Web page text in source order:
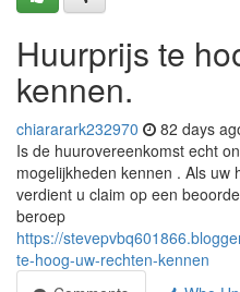
Huurprijs te
kennen.
chiararark232970 82 days
Is de huurovereenkomst echt
mogelijkheden kennen . Als uw
verdient u claim op een
beroep
https://
te-hoog-uw-rechten-kennen